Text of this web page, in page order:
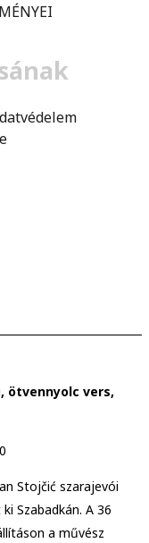
ötvennyolc vers,
Stojčić szarajevói
Szabadkán. A 36
a művész